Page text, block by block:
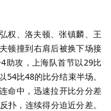
权、洛夫顿、张镇麟、王
顿撞到右肩后被换下场接
助攻，上海队首节以29比
比48的比分结束半场。
命中，迅速拉开比分分差
扑，连续得分迫近分差。